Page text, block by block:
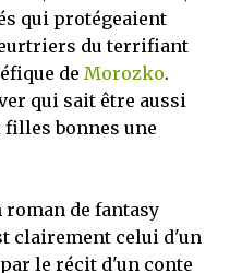
qui protégeaient
du terrifiant
de Morozko.
qui sait être aussi
filles bonnes une
roman de fantasy
clairement celui d'un
le récit d'un conte